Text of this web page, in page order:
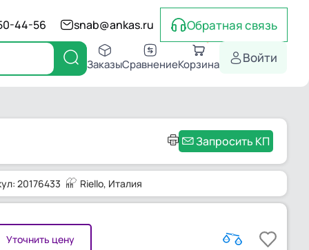
44-56 snab@ankas.ru Обратная связь
ЗаказыСравнениеКорзина Войти
Запросить КП
20176433 Riello, Италия
Уточнить цену